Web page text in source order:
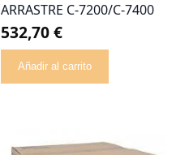
ARRASTRE C-7200/C-7400
532,70 €
Añadir al carrito